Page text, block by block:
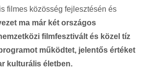
filmes közösség fejlesztésén és
ma már két országos
filmfesztivált és közel tíz
működtet, jelentős értéket
kulturális életben.